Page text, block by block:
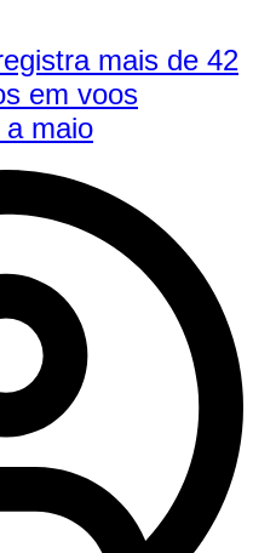
mais de 42
em voos
maio